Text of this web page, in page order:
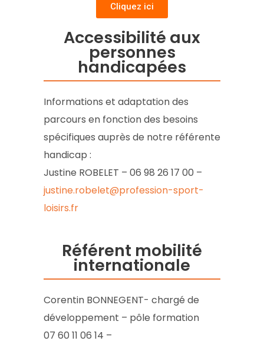
Cliquez ici
Accessibilité aux
personnes
handicapées
Informations et adaptation des
parcours en fonction des besoins
spécifiques auprès de notre référente
handicap :
Justine ROBELET – 06 98 26 17 00 –
justine.robelet@profession-sport-
loisirs.fr
Référent mobilité
internationale
Corentin BONNEGENT- chargé de
développement – pôle formation
07 60 11 06 14 –